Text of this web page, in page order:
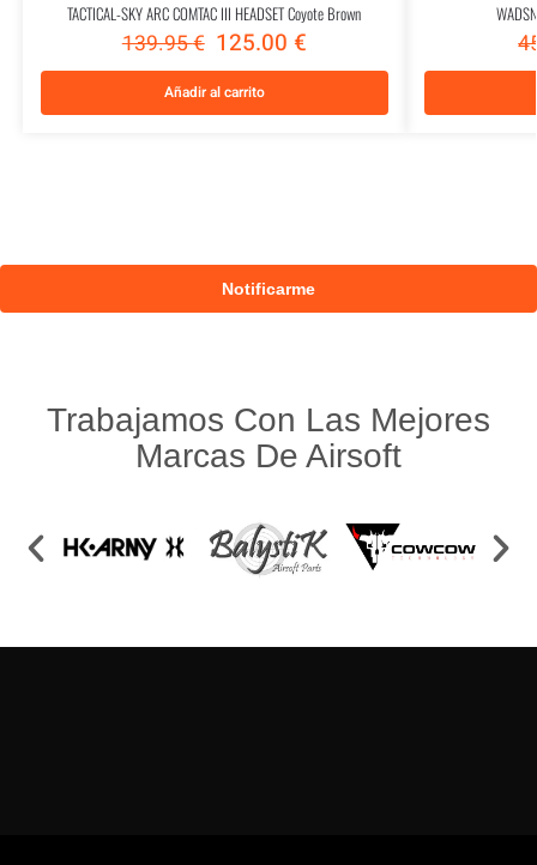
TACTICAL-SKY ARC COMTAC III HEADSET Coyote Brown
139.95€ 125.00 €
Añadir al carrito
Trabajamos Con Las Mejores
Marcas De Airsoft